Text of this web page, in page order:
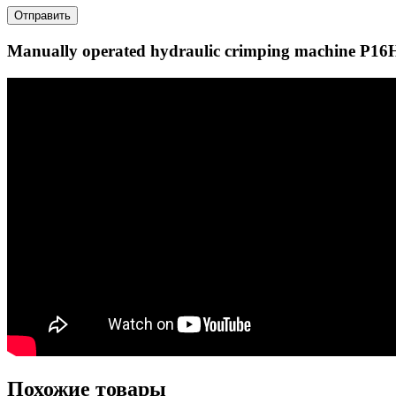
Отправить
Manually operated hydraulic crimping machine
Похожие товары